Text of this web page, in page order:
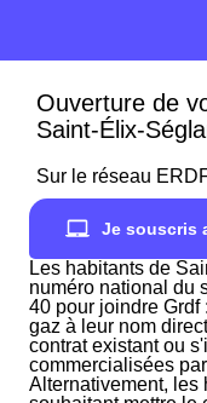
Ouverture de
Saint-Élix-
Sur le réseau
Je souscris
Les habitants de
numéro national du
40 pour joindre Grdf
gaz à leur nom
contrat existant ou
commercialisées
Alternativement, les